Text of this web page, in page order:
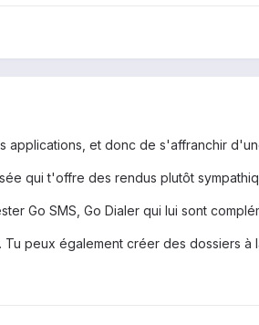
et donc de s'affranchir
qui t'offre des rendus plutôt
Go SMS, Go Dialer qui lui sont
peux également créer des dossiers